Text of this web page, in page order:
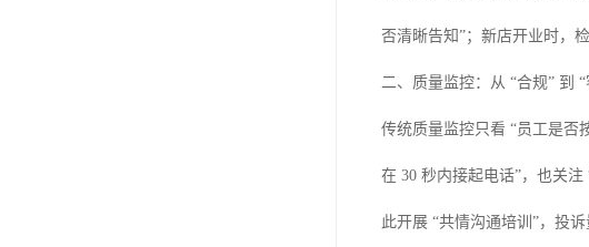
否清晰告知”；新店开业时，
二、质量监控：从 “合规” 到
传统质量监控只看 “员工是否
在 30 秒内接起电话”，也关
此开展 “共情沟通培训”，投